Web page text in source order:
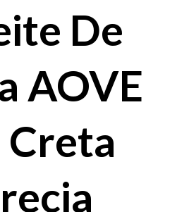
De
AOVE
Creta